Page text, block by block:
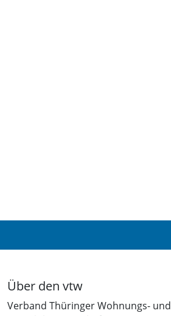
Über den vtw
Verband Thüringer Wohnungs- und